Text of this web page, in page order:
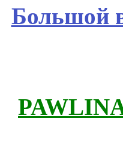
Большой